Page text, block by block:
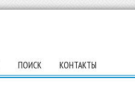
ПОИСК КОНТАКТЫ